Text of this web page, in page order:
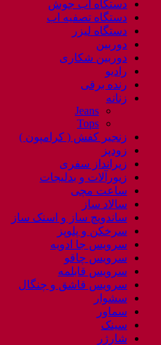
دستگاه اب جوش
دستگاه تصفیه اب
دستگاه لیزر
دوربین
دوربین شکاری
رادیو
رنده برقی
زنانه
Jeans
Tops
زنجیر کفش ( کرامپون )
زودپز
زیرانداز سفری
زیورآلات و بدلیجات
ساعت مچی
سالاد ساز
ساندویچ ساز و اسنک ساز
سرخکن و پلوپز
سرویس جا ادویه
سرویس چاقو
سرویس قابلمه
سرویس قاشق و چنگال
سشوار
سماور
سینک
شارژر